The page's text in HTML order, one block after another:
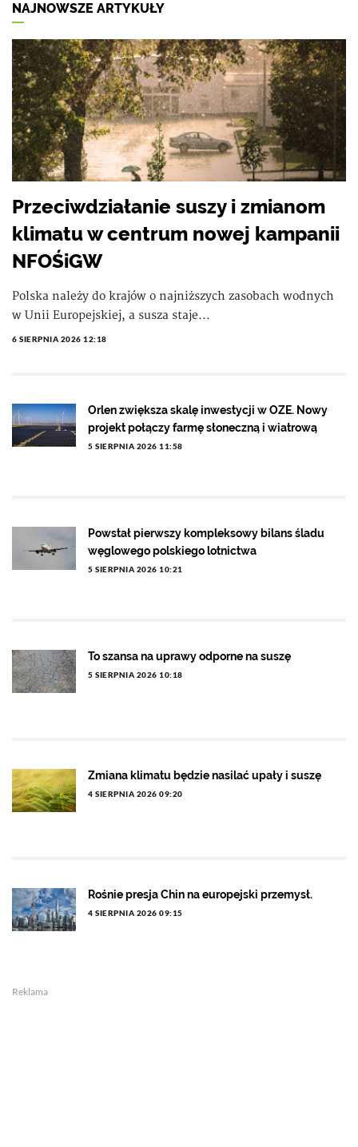
NAJNOWSZE ARTYKUŁY
Przeciwdziałanie suszy i zmianom
klimatu w centrum nowej kampanii
NFOŚiGW
Polska należy do krajów o najniższych zasobach wodnych
w Unii Europejskiej, a susza staje...
6 SIERPNIA 2026 12:18
Orlen zwiększa skalę inwestycji w OZE. Nowy
projekt połączy farmę słoneczną i wiatrową
5 SIERPNIA 2026 11:58
Powstał pierwszy kompleksowy bilans śladu
węglowego polskiego lotnictwa
5 SIERPNIA 2026 10:21
To szansa na uprawy odporne na suszę
5 SIERPNIA 2026 10:18
Zmiana klimatu będzie nasilać upały i suszę
4 SIERPNIA 2026 09:20
Rośnie presja Chin na europejski przemysł.
4 SIERPNIA 2026 09:15
Reklama